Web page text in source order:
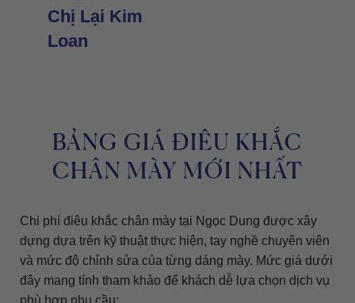
Chị Lại Kim
Loan
BẢNG GIÁ ĐIÊU KHẮC
CHÂN MÀY MỚI NHẤT
Chi phí điêu khắc chân mày tại Ngọc Dung được xây
dựng dựa trên kỹ thuật thực hiện, tay nghề chuyên viên
và mức độ chỉnh sửa của từng dáng mày. Mức giá dưới
đây mang tính tham khảo để khách dễ lựa chọn dịch vụ
phù hợp nhu cầu: